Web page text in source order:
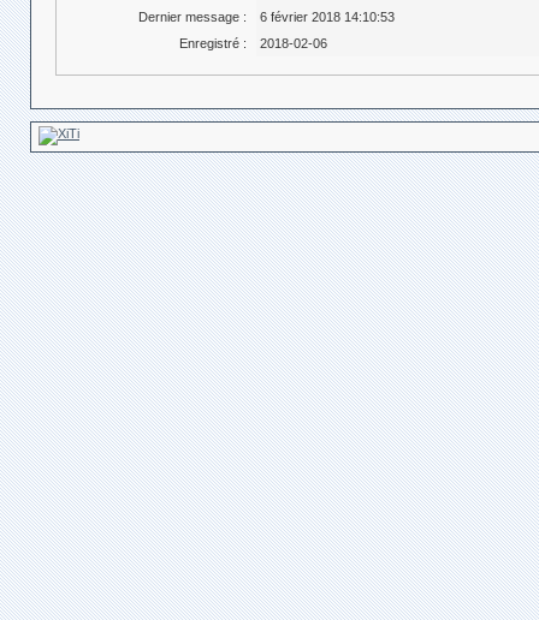
Dernier message :
6 février 2018 14:10:53
Enregistré :
2018-02-06